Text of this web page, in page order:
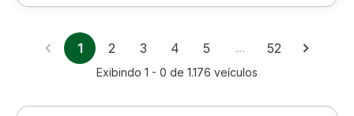
1 2 3 4 5 … 52
Exibindo 1 - 0 de 1.176 veículos